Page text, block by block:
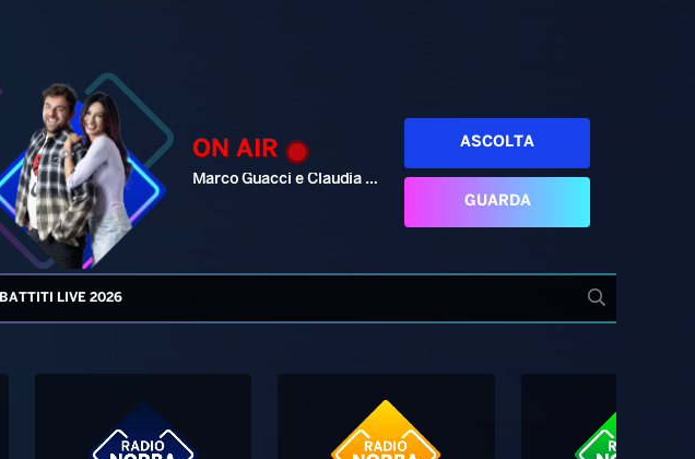
ON AIR
Marco Guacci e Claudia Cesaroni
ASCOLTA
GUARDA
BATTITI LIVE 2026